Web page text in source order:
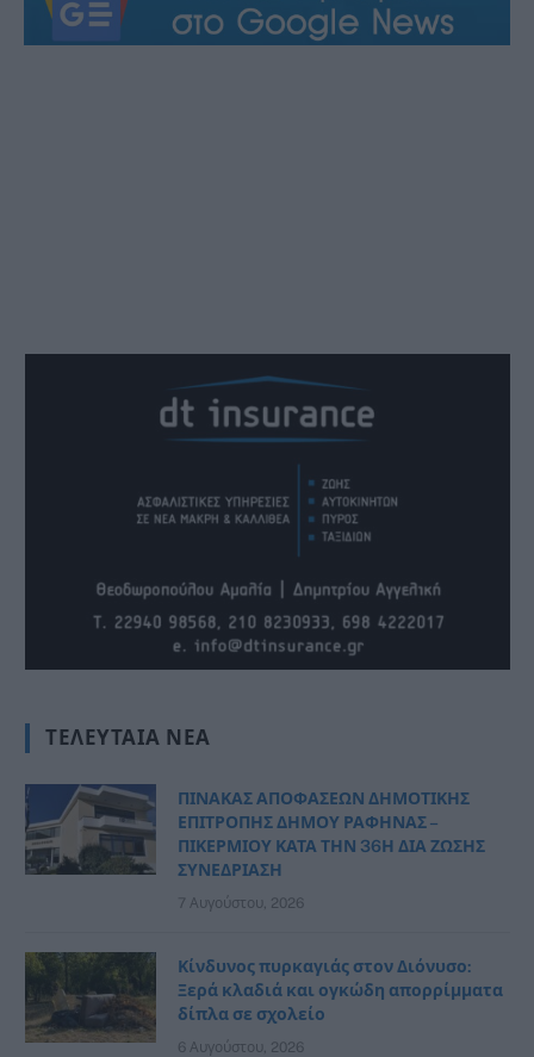
ΤΕΛΕΥΤΑΊΑ ΝΈΑ
ΠΙΝΑΚΑΣ ΑΠΟΦΑΣΕΩΝ ΔΗΜΟΤΙΚΗΣ
ΕΠΙΤΡΟΠΗΣ ΔΗΜΟΥ ΡΑΦΗΝΑΣ –
ΠΙΚΕΡΜΙΟΥ ΚΑΤΑ ΤΗΝ 36Η ΔΙΑ ΖΩΣΗΣ
ΣΥΝΕΔΡΙΑΣΗ
7 Αυγούστου, 2026
Κίνδυνος πυρκαγιάς στον Διόνυσο:
Ξερά κλαδιά και ογκώδη απορρίμματα
δίπλα σε σχολείο
6 Αυγούστου, 2026